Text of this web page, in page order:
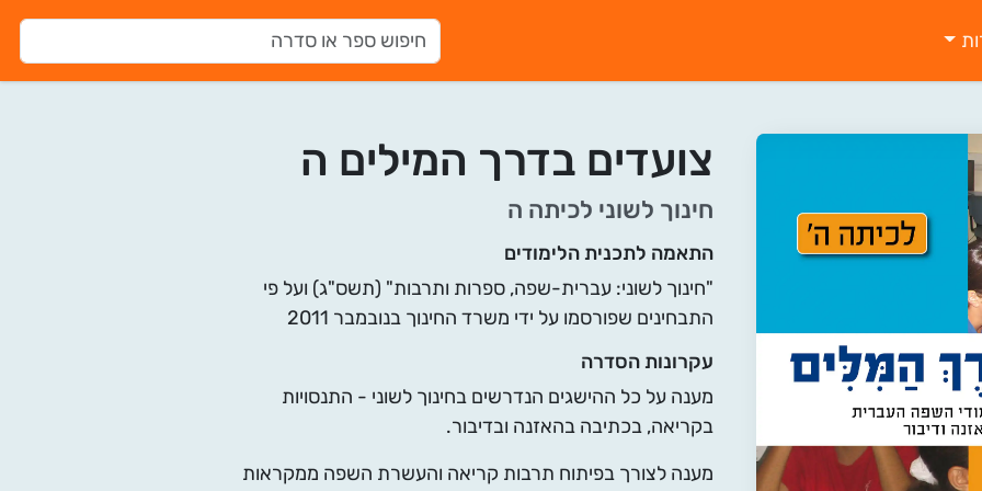
צועדים בדרך המילים ה
חינוך לשוני לכיתה ה
התאמה לתכנית הלימודים
"חינוך לשוני: עברית-שפה, ספרות ותרבות" (תשס"ג) ועל פי
התבחינים שפורסמו על ידי משרד החינוך בנובמבר 2011
עקרונות הסדרה
מענה על כל ההישגים הנדרשים בחינוך לשוני - התנסויות
בקריאה, בכתיבה בהאזנה ובדיבור.
מענה לצורך בפיתוח תרבות קריאה והעשרת השפה ממקראות